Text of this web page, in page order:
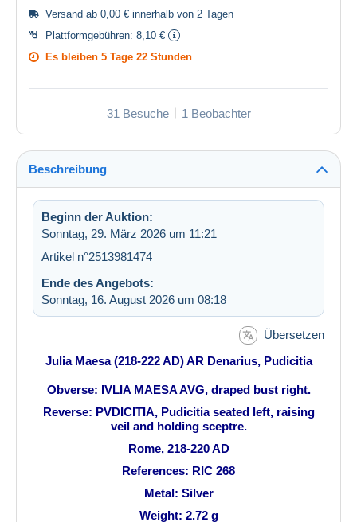
Versand ab 0,00 € innerhalb von 2 Tagen
Plattformgebühren: 8,10 €
Es bleiben 5 Tage 22 Stunden
31 Besuche 1 Beobachter
Beschreibung
Beginn der Auktion:
Sonntag, 29. März 2026 um 11:21
Artikel n°2513981474
Ende des Angebots:
Sonntag, 16. August 2026 um 08:18
Übersetzen
Julia Maesa (218-222 AD) AR Denarius, Pudicitia
Obverse: IVLIA MAESA AVG, draped bust right.
Reverse: PVDICITIA, Pudicitia seated left, raising
veil and holding sceptre.
Rome, 218-220 AD
References: RIC 268
Metal: Silver
Weight: 2.72 g